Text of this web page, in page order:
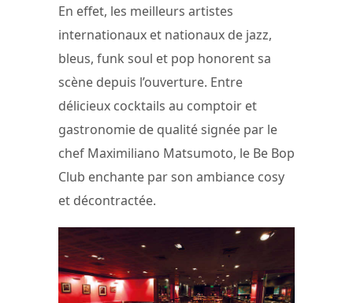
En effet, les meilleurs artistes
internationaux et nationaux de jazz,
bleus, funk soul et pop honorent sa
scène depuis l’ouverture. Entre
délicieux cocktails au comptoir et
gastronomie de qualité signée par le
chef Maximiliano Matsumoto, le Be Bop
Club enchante par son ambiance cosy
et décontractée.